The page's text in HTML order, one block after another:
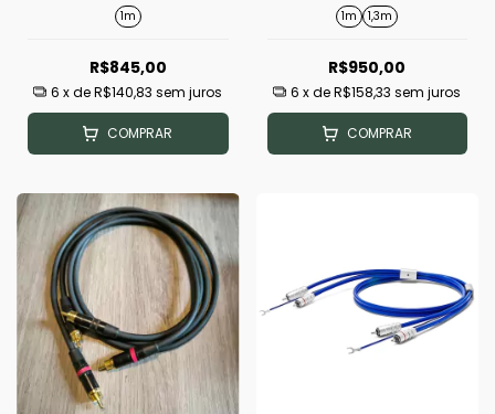
1m
R$845,00
6 x deR$140,83 sem juros
COMPRAR
1m 1,3m
R$950,00
6 x deR$158,33 sem juros
COMPRAR